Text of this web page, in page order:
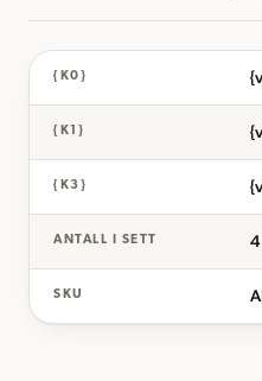
{K0}
{K1}
{K3}
ANTALL I SETT 4
SKU